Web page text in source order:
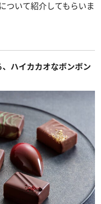
ついて紹介してもらいま
ハイカカオなボンボン